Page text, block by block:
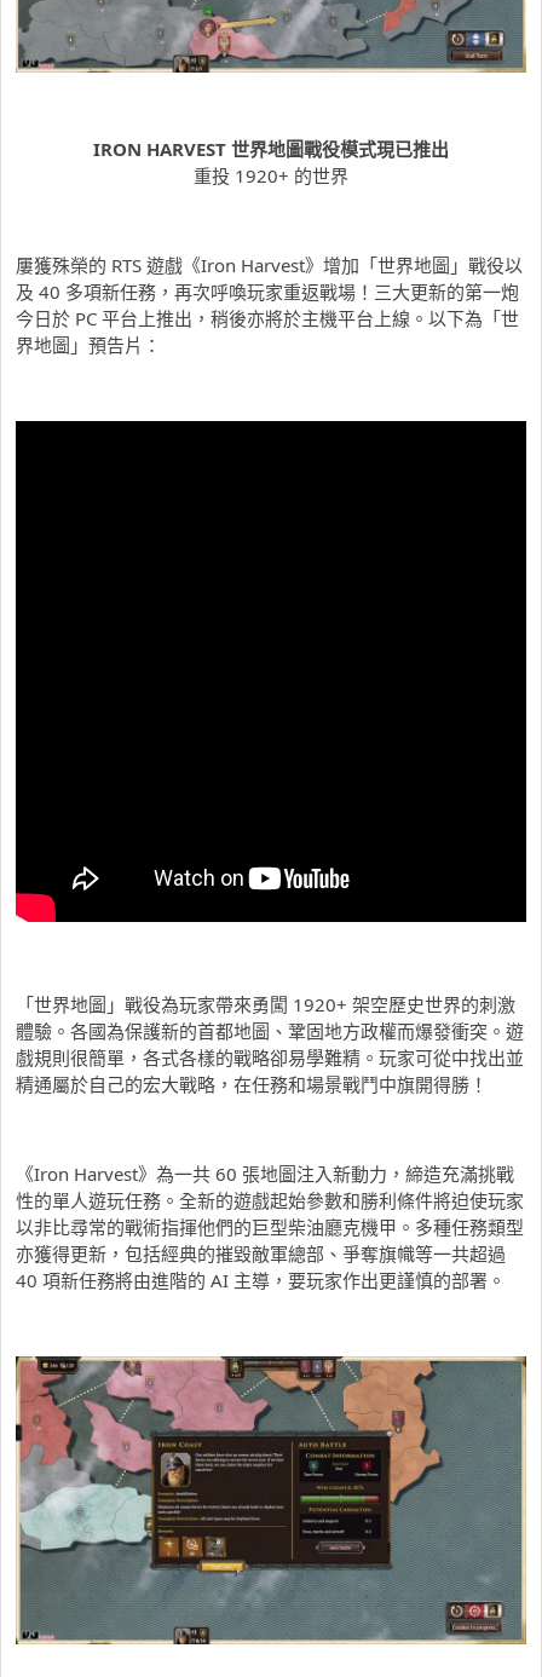
IRON HARVEST 世界地圖戰役模式現已推出
重投 1920+ 的世界
屢獲殊榮的 RTS 遊戲《Iron Harvest》增加「世界地圖」戰役以
及 40 多項新任務，再次呼喚玩家重返戰場！三大更新的第一炮
今日於 PC 平台上推出，稍後亦將於主機平台上線。以下為「世
界地圖」預告片：
「世界地圖」戰役為玩家帶來勇闖 1920+ 架空歷史世界的刺激
體驗。各國為保護新的首都地圖、鞏固地方政權而爆發衝突。遊
戲規則很簡單，各式各樣的戰略卻易學難精。玩家可從中找出並
精通屬於自己的宏大戰略，在任務和場景戰鬥中旗開得勝！
《Iron Harvest》為一共 60 張地圖注入新動力，締造充滿挑戰
性的單人遊玩任務。全新的遊戲起始參數和勝利條件將迫使玩家
以非比尋常的戰術指揮他們的巨型柴油廳克機甲。多種任務類型
亦獲得更新，包括經典的摧毀敵軍總部、爭奪旗幟等一共超過
40 項新任務將由進階的 AI 主導，要玩家作出更謹慎的部署。